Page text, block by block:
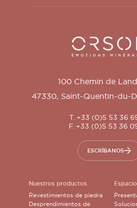
Orsol S.A.
100 Chemin de
47330, Saint-Quentin-du-
T. +33 (0)5 53 36
F. +33 (0)5 53 36
ESCRÍBANOS
Nuestros productos
Revestimientos de piedra
Desprendimientos de